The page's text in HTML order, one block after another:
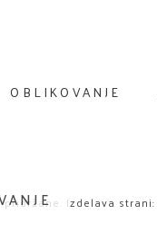
OBLIKOVANJE
Izdelava strani: